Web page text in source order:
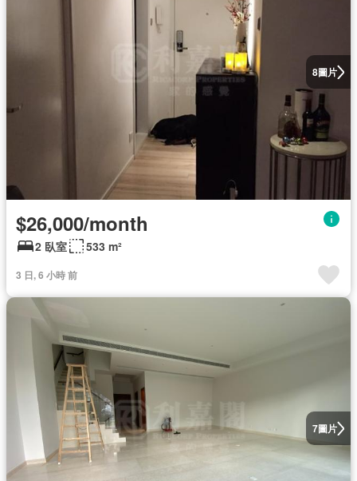
8圖片
$26,000/month
2 臥室 533 m²
3 日, 6 小時 前
7圖片